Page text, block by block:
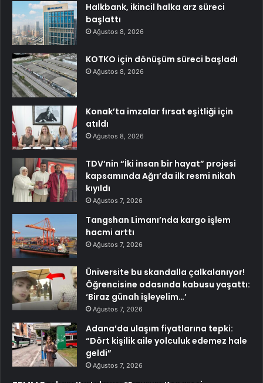
Halkbank, ikincil halka arz süreci
başlattı
Ağustos 8, 2026
KOTKO için dönüşüm süreci başladı
Ağustos 8, 2026
Konak’ta imzalar fırsat eşitliği için
atıldı
Ağustos 8, 2026
TDV’nin “İki insan bir hayat” projesi
kapsamında Ağrı’da ilk resmi nikah
kıyıldı
Ağustos 7, 2026
Tangshan Limanı’nda kargo işlem
hacmi arttı
Ağustos 7, 2026
Üniversite bu skandalla çalkalanıyor!
Öğrencisine odasında kabusu yaşattı:
‘Biraz günah işleyelim…’
Ağustos 7, 2026
Adana’da ulaşım fiyatlarına tepki:
“Dört kişilik aile yolculuk edemez hale
geldi”
Ağustos 7, 2026